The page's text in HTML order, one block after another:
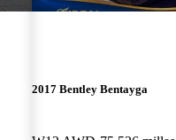
2017 Bentley Bentayga